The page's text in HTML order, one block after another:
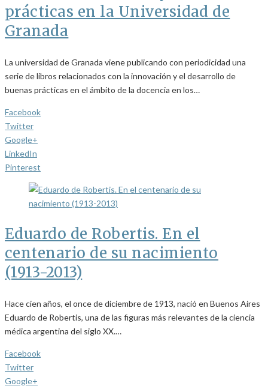
prácticas en la Universidad de
Granada
La universidad de Granada viene publicando con periodicidad una
serie de libros relacionados con la innovación y el desarrollo de
buenas prácticas en el ámbito de la docencia en los…
Facebook
Twitter
Google+
LinkedIn
Pinterest
Eduardo de Robertis. En el
centenario de su nacimiento
(1913-2013)
Hace cien años, el once de diciembre de 1913, nació en Buenos Aires
Eduardo de Robertis, una de las figuras más relevantes de la ciencia
médica argentina del siglo XX.…
Facebook
Twitter
Google+